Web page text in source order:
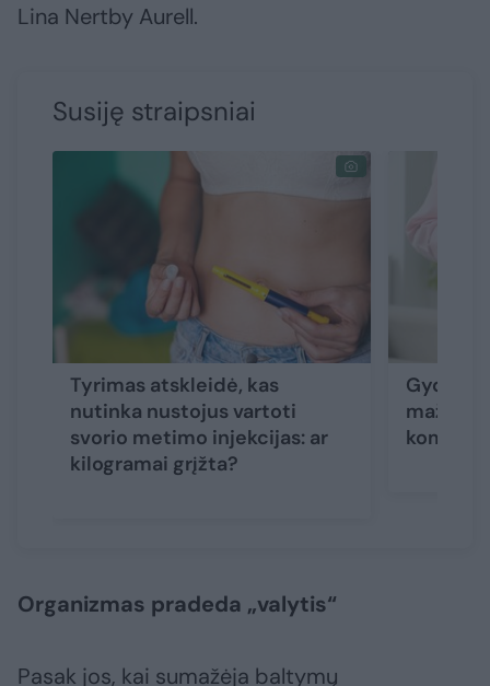
Lina Nertby Aurell.
Susiję straipsniai
Tyrimas atskleidė, kas
nutinka nustojus vartoti
svorio metimo injekcijas: ar
kilogramai grįžta?
Organizmas pradeda „valytis“
Pasak jos, kai sumažėja baltymų